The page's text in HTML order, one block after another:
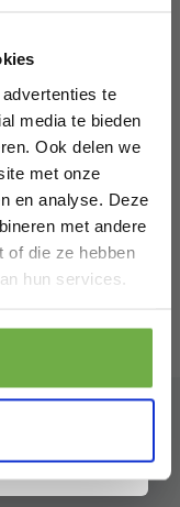
te
media te bieden
Ook delen we
met onze
en analyse. Deze
met andere
of die ze hebben
hun services.
Monitor
je van
bent
afmelden.